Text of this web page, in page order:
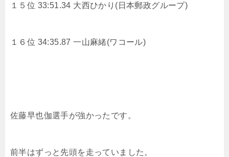
１５位 33:51.34 大西ひかり(日本郵政グループ)
１６位 34:35.87 一山麻緒(ワコール)
佐藤早也伽選手が強かったです。
前半はずっと先頭を走っていました。